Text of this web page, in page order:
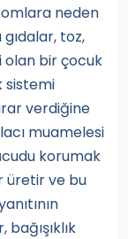
neden
toz,
olan bir çocuk
sistemi
verdiğine
muamelesi
korumak
üretir ve bu